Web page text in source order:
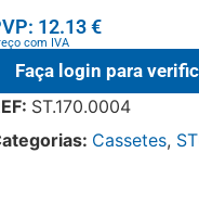
12.13 €
com IVA
Faça login para
ST.170.0004
Cassetes,